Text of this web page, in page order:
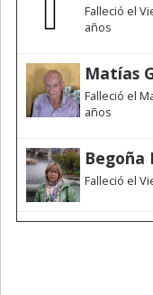
Falleció el
años
Matías
Falleció el
años
Begoña
Falleció el